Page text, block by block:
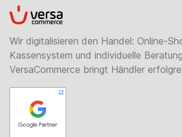
VersaCommerce
Wir digitalisieren den Handel: Online-
Kassensystem und individuelle
VersaCommerce bringt Händler